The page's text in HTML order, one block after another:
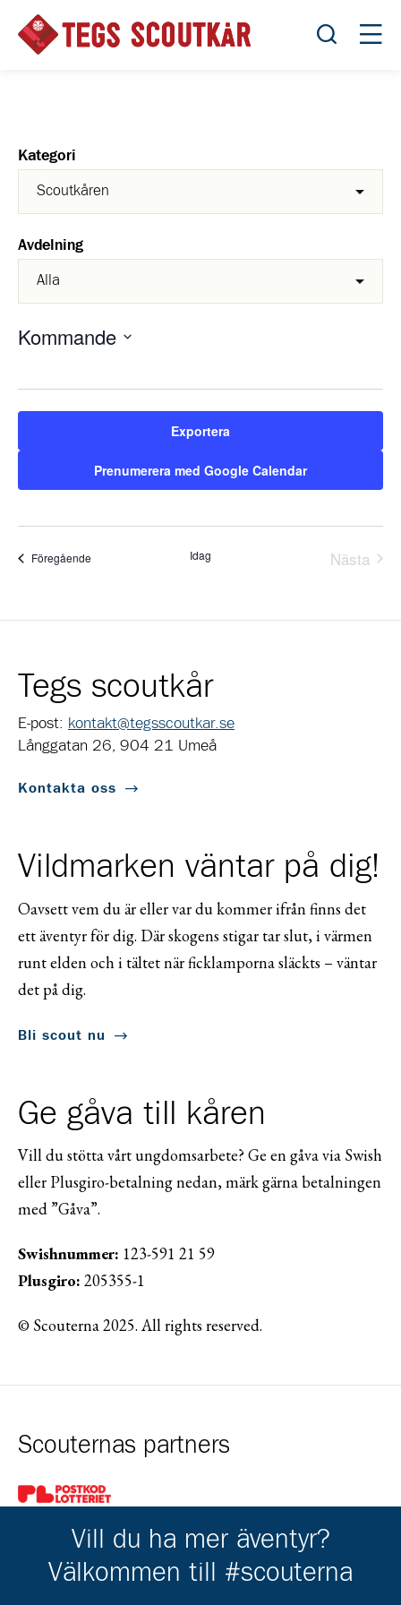
Öppna
Kategori
Avdelning
Kommande
datum.
Exportera
Prenumerera med Google Calendar
Föregående Idag
Nästa
Tegs scoutkår
E-post: kontakt@tegsscoutkar.se
Långgatan 26, 904 21 Umeå
Kontakta oss
Vildmarken väntar på dig!
Oavsett vem du är eller var du kommer ifrån finns det
ett äventyr för dig. Där skogens stigar tar slut, i värmen
runt elden och i tältet när ficklamporna släckts – väntar
det på dig.
Bli scout nu
Ge gåva till kåren
Vill du stötta vårt ungdomsarbete? Ge en gåva via Swish
eller Plusgiro-betalning nedan, märk gärna betalningen
med ”Gåva”.
Swishnummer: 123-591 21 59
Plusgiro: 205355-1
© Scouterna 2025. All rights reserved.
Scouternas partners
Gå till pl_50
Vill du ha mer äventyr?
Välkommen till #scouterna